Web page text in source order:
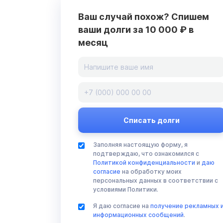
Ваш случай похож? Спишем
ваши долги за 10 000 ₽ в
месяц
Заполняя настоящую форму, я
подтверждаю, что ознакомился с
Политикой конфиденциальности и даю
согласие на обработку моих
персональных данных в соответствии с
условиями Политики.
Я даю согласие на получение рекламных
информационных сообщений.